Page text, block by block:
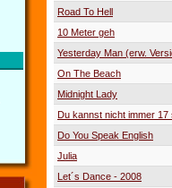
Road To Hell
10 Meter geh
Yesterday Man (erw.
On The Beach
Midnight Lady
Du kannst nicht immer 17
Do You Speak English
Julia
Let´s Dance - 2008